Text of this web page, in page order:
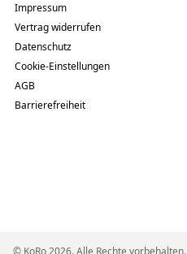
Impressum
Vertrag widerrufen
Datenschutz
Cookie-Einstellungen
AGB
Barrierefreiheit
© KoRo 2026. Alle Rechte vorbehalten.